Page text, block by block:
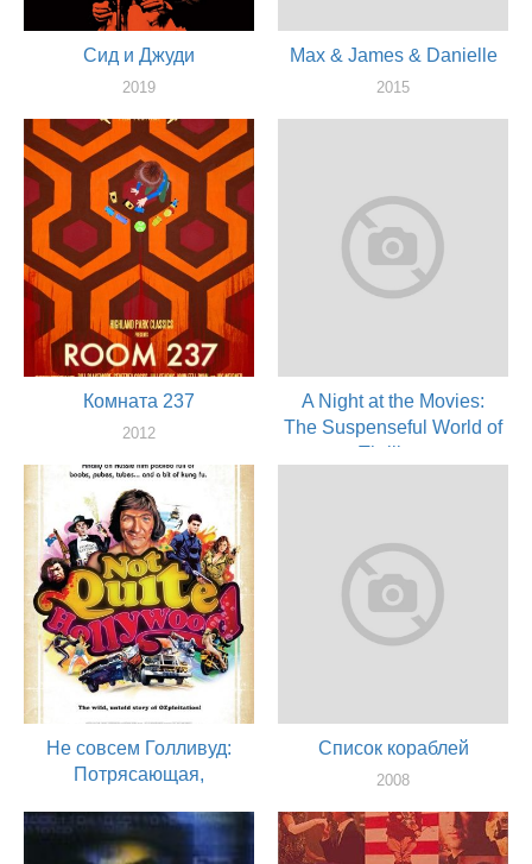
Сид и Джуди
2019
Max & James & Danielle
2015
Комната 237
2012
A Night at the Movies:
The Suspenseful World of
Thrillers
Не совсем Голливуд:
Потрясающая,
австралийского
эксплуатационного кино
2008
актер
Список кораблей
2008